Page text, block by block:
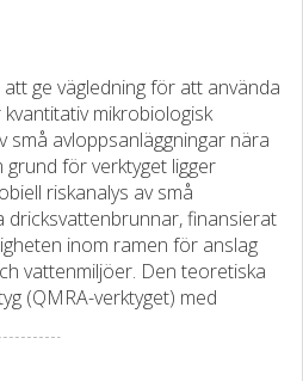
ge vägledning för att använda
mikrobiologisk
små avloppsanläggningar nära
för verktyget ligger
riskanalys av små
dricksvattenbrunnar, finansierat
inom ramen för anslag
vattenmiljöer. Den teoretiska
(QMRA-verktyget) med
tillsammans med ett